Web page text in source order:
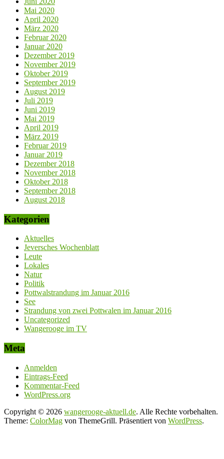
Mai 2020
April 2020
März 2020
Februar 2020
Januar 2020
Dezember 2019
November 2019
Oktober 2019
September 2019
August 2019
Juli 2019
Juni 2019
Mai 2019
April 2019
März 2019
Februar 2019
Januar 2019
Dezember 2018
November 2018
Oktober 2018
September 2018
August 2018
Kategorien
Aktuelles
Jeversches Wochenblatt
Leute
Lokales
Natur
Politik
Pottwalstrandung im Januar 2016
See
Strandung von zwei Pottwalen im Januar 2016
Uncategorized
Wangerooge im TV
Meta
Anmelden
Eintrags-Feed
Kommentar-Feed
WordPress.org
Copyright © 2026 wangerooge-aktuell.de. Alle Rechte vorbehalten.
Theme: ColorMag von ThemeGrill. Präsentiert von WordPress.